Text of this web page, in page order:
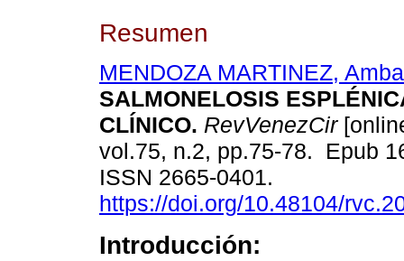
Resumen
MENDOZA MARTINEZ,
SALMONELOSIS
CLÍNICO. RevVenezCir
vol.75, n.2, pp.75-78. Epub
ISSN 2665-0401.
https://doi.org/10.48104/
Introducción: